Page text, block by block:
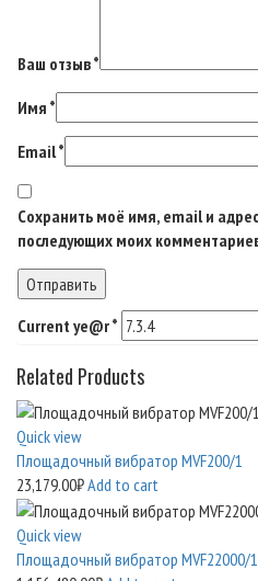
Ваш отзыв*
Имя *
Email*
Сохранить моё имя, email и
последующих моих
Current ye@r*
Related Products
Quick view
Площадочный вибратор MVF200/1
23,179.00₽Add to cart
Quick view
Площадочный вибратор MVF22000/1